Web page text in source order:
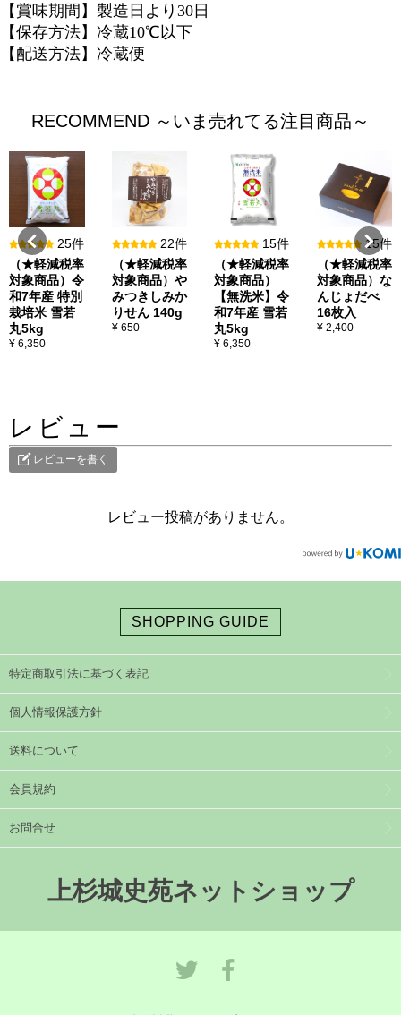
【賞味期間】製造日より30日
【保存方法】冷蔵10℃以下
【配送方法】冷蔵便
RECOMMEND ～いま売れてる注目商品～
25件
（★軽減税率
対象商品）令
和7年産 特別
栽培米 雪若
丸5kg
¥ 6,350
22件
（★軽減税率
対象商品）や
みつきしみか
りせん 140g
¥ 650
15件
（★軽減税率
対象商品）
【無洗米】令
和7年産 雪若
丸5kg
¥ 6,350
15件
（★軽減税率
対象商品）な
んじょだべ
16枚入
¥ 2,400
レビュー
レビューを書く
レビュー投稿がありません。
SHOPPING GUIDE
特定商取引法に基づく表記
個人情報保護方針
送料について
会員規約
お問合せ
上杉城史苑ネットショップ